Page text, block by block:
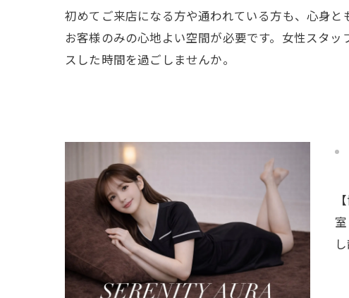
初めてご来店になる方や通われている方も、心身
お客様のみの心地よい空間が必要です。女性スタ
スした時間を過ごしませんか。